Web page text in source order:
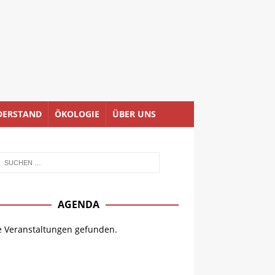
ÖKOLOGIE ÜBER UNS
AGENDA
Veranstaltungen gefunden.